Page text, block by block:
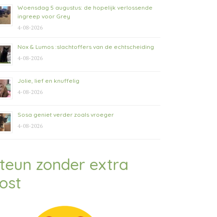
Woensdag 5 augustus: de hopelijk verlossende
ingreep voor Grey
4-08-2026
Nox & Lumos :slachtoffers van de echtscheiding
4-08-2026
Jolie, lief en knuffelig
4-08-2026
Sosa geniet verder zoals vroeger
4-08-2026
zonder extra